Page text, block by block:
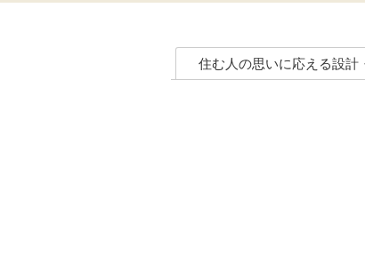
住む人の思いに応える設計